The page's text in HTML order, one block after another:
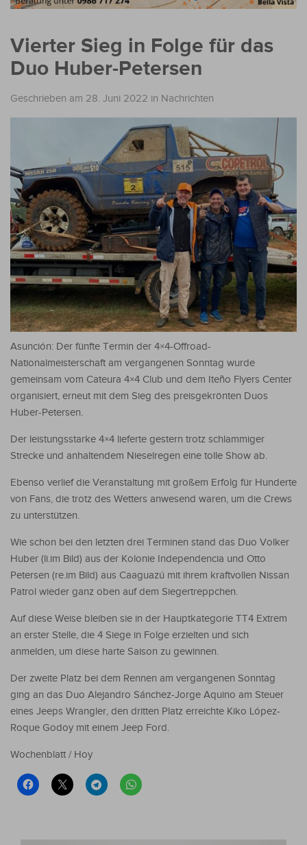
Vierter Sieg in Folge für das
Duo Huber-Petersen
Geschrieben am 28. Juni 2022 in Nachrichten
Asunción: Der fünfte Termin der 4×4-Offroad-
Nationalmeisterschaft am vergangenen Sonntag wurde
gemeinsam vom Cateura 4×4 Club und dem Iteño Flyers Center
organisiert, erneut mit dem Sieg des preisgekrönten Duos
Huber-Petersen.
Der leistungsstarke 4×4 lieferte gestern trotz schlammiger
Strecke und anhaltendem Nieselregen eine tolle Show ab.
Ebenso verlief die Veranstaltung mit großem Erfolg für Hunderte
von Fans, die trotz des Wetters anwesend waren, um die Crews
zu unterstützen.
Wie schon bei den letzten drei Terminen stand das Duo Volker
Huber (li.im Bild) aus der Kolonie Independencia und Otto
Petersen (re.im Bild) aus Caaguazú mit ihrem kraftvollen Nissan
Patrol wieder ganz oben auf dem Siegertreppchen.
Auf diese Weise bleiben sie in der Hauptkategorie TT4 Extrem
an erster Stelle, die 4 Siege in Folge erzielten und sich
anmelden, um diese harte Saison zu gewinnen.
Der zweite Platz bei dem Rennen am vergangenen Sonntag
ging an das Duo Alejandro Sánchez-Jorge Aquino am Steuer
eines Jeeps Wrangler, den dritten Platz erreichte Kiko López-
Roque Godoy mit einem Jeep Ford.
Wochenblatt / Hoy